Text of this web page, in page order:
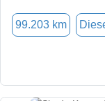
99.203 km